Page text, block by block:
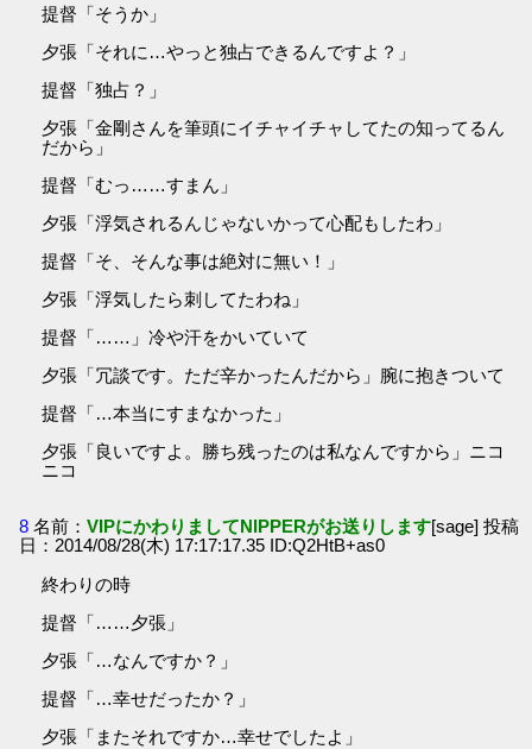
提督「そうか」
夕張「それに…やっと独占できるんですよ？」
提督「独占？」
夕張「金剛さんを筆頭にイチャイチャしてたの知ってるん
だから」
提督「むっ……すまん」
夕張「浮気されるんじゃないかって心配もしたわ」
提督「そ、そんな事は絶対に無い！」
夕張「浮気したら刺してたわね」
提督「……」冷や汗をかいていて
夕張「冗談です。ただ辛かったんだから」腕に抱きついて
提督「…本当にすまなかった」
夕張「良いですよ。勝ち残ったのは私なんですから」ニコ
ニコ
8 名前：VIPにかわりましてNIPPERがお送りします[sage] 投稿
日：2014/08/28(木) 17:17:17.35 ID:Q2HtB+as0
終わりの時
提督「……夕張」
夕張「…なんですか？」
提督「…幸せだったか？」
夕張「またそれですか…幸せでしたよ」